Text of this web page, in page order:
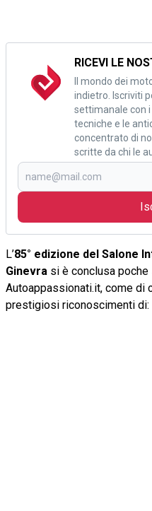
RICEVI LE
Il mondo dei
indietro. Iscriviti
settimanale con i
tecniche e le
concentrato di
scritte da chi le
L’85° edizione del Salone
Ginevra si è conclusa
Autoappassionati.it, come di
prestigiosi riconoscimenti di: